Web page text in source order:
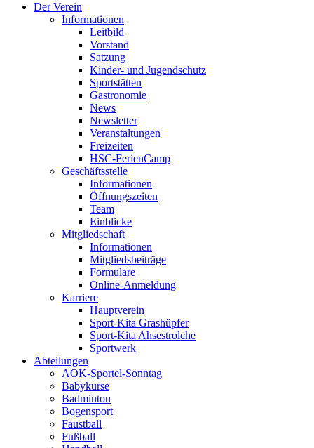
Der Verein
Informationen
Leitbild
Vorstand
Satzung
Kinder- und Jugendschutz
Sportstätten
Gastronomie
News
Newsletter
Veranstaltungen
Freizeiten
HSC-FerienCamp
Geschäftsstelle
Informationen
Öffnungszeiten
Team
Einblicke
Mitgliedschaft
Informationen
Mitgliedsbeiträge
Formulare
Online-Anmeldung
Karriere
Hauptverein
Sport-Kita Grashüpfer
Sport-Kita Ahsestrolche
Sportwerk
Abteilungen
AOK-Sportel-Sonntag
Babykurse
Badminton
Bogensport
Faustball
Fußball